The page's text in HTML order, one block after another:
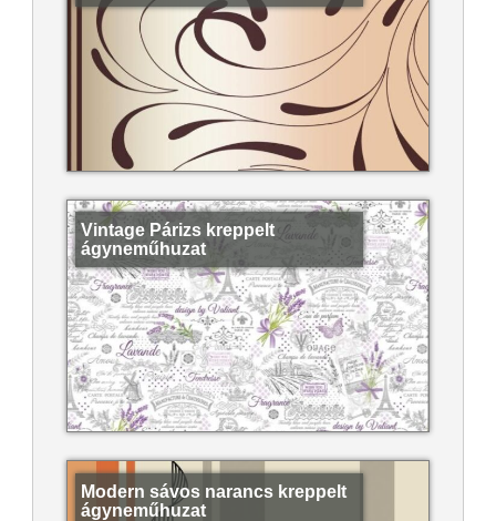
Vintage Párizs kreppelt
ágyneműhuzat
Modern sávos narancs kreppelt
ágyneműhuzat